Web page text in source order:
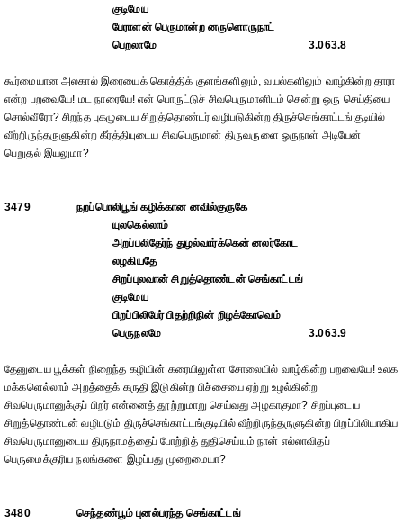
குடிமேய
பேராளன் பெருமான்ற னருளொருநாட்
பெறலாமே
3.063.8
கூர்மையான அலகால் இரையைக் கொத்திக் குளங்களிலும், வயல்களிலும் வாழ்கின்ற தாரா
என்ற பறவையே! மட நாரையே! என் பொருட்டுச் சிவபெருமானிடம் சென்று ஒரு செய்தியை
சொல்வீரோ? சிறந்த புகழுடைய சிறுத்தொண்டர் வழிபடுகின்ற திருச்செங்காட்டங்குடியில்
வீற்றிருந்தருளுகின்ற கீர்த்தியுடைய சிவபெருமான் திருவருளை ஒருநாள் அடியேன்
பெறுதல் இயலுமா?
3479
நறப்பொலிபூங் கழிக்கான னவில்குருகே
யுலகெல்லாம்
அறப்பலிதேர்ந் துழல்வார்க்கென் னலர்கோட
லழகியதே
சிறப்புலவான் சிறுத்தொண்டன் செங்காட்டங்
குடிமேய
பிறப்பிலிபேர் பிதற்றிநின் றிழக்கோவெம்
பெருநலமே
3.063.9
தேனுடைய பூக்கள் நிறைந்த கழியின் கரையிலுள்ள சோலையில் வாழ்கின்ற பறவையே! உலக
மக்களெல்லாம் அறத்தைக் கருதி இடுகின்ற பிச்சையை ஏற்று உழல்கின்ற
சிவபெருமானுக்குப் பிறர் என்னைத் தூற்றுமாறு செய்வது அழகாகுமா? சிறப்புடைய
சிறுத்தொண்டன் வழிபடும் திருச்செங்காட்டங்குடியில் வீற்றிருந்தருளுகின்ற பிறப்பிலியாகிய
சிவபெருமானுடைய திருநாமத்தைப் போற்றித் துதிசெய்யும் நான் எல்லாவிதப்
பெருமைக்குரிய நலங்களை இழப்பது முறைமையா?
3480
செந்தண்பூம் புனல்பரந்த செங்காட்டங்